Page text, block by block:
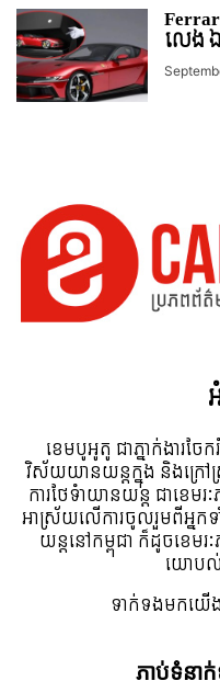
លេង
ខេមបូអូតូ ជាភ្នាក់ងារ
វិស័យយានយន្តក្នុង និងក្រៅ
ការថែទំាយានយន្ត ជាខេម
អាស្រ័យលើការចូលរួមពីអ្នក
យន្តនៅកម្ពុជា ក៏ដូចខេមរ
យោបល់
ទាក់ទង​មក​យើ
ភ្ជាប់ទំន